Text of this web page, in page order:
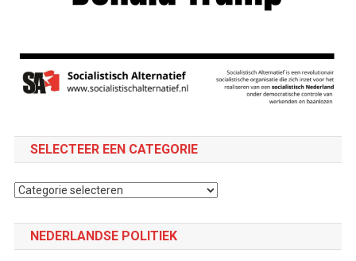
SELECTEER EEN CATEGORIE
Selecteer
categorie
NEDERLANDSE POLITIEK